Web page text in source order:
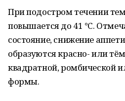
При подостром течении
повышается до 41 °С.
состояние, снижение
образуются красно- или
квадратной, ромбической
формы.